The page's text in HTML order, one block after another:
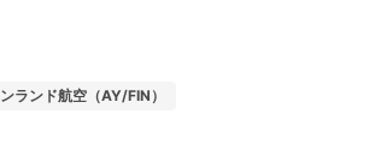
ランド航空（AY/FIN）